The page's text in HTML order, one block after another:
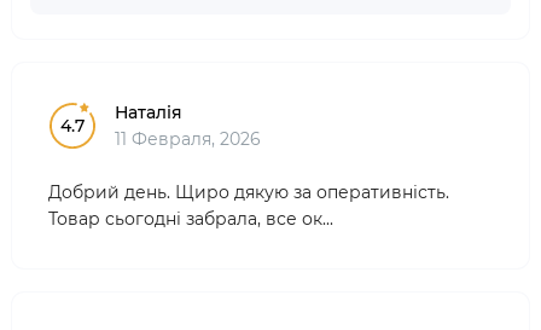
4.7
Наталія
11 Февраля, 2026
Добрий день. Щиро дякую за оперативність.
Товар сьогодні забрала, все ок...